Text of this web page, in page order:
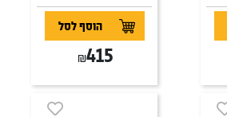
₪415
הוסף לסל